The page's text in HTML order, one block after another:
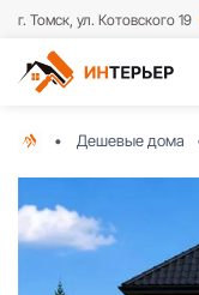
г. Томск, ул. Котовского 19
Дешевые дома